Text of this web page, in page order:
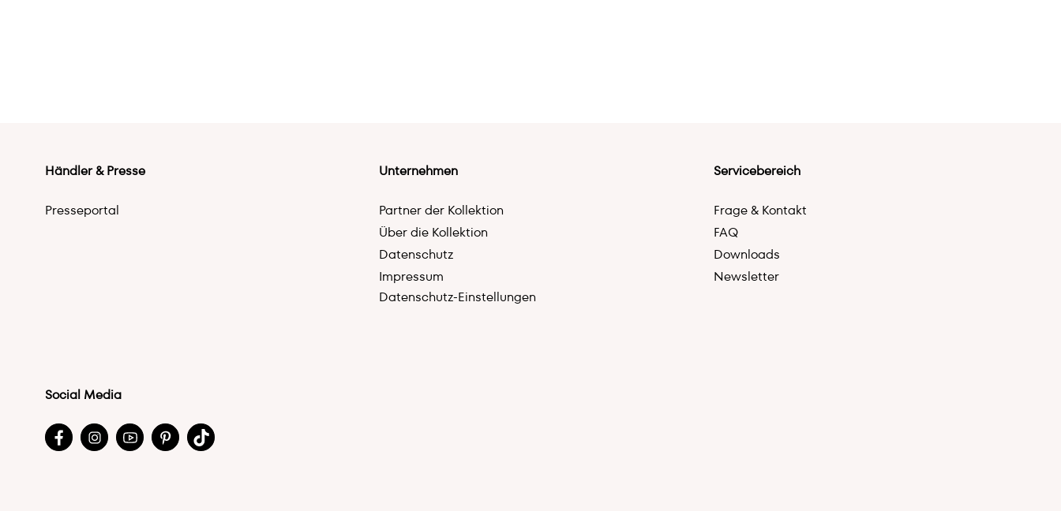
Händler & Presse
Presseportal
Unternehmen
Partner der Kollektion
Über die Kollektion
Datenschutz
Impressum
Datenschutz-Einstellungen
Servicebereich
Frage & Kontakt
FAQ
Downloads
Newsletter
Social Media